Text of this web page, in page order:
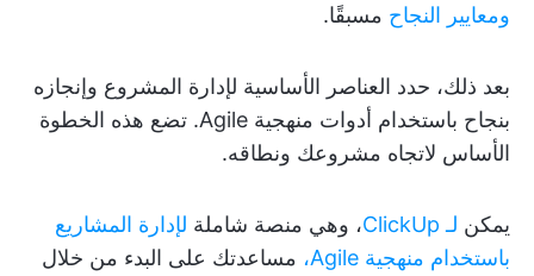
ومعايير النجاح مسبقًا.
بعد ذلك، حدد العناصر الأساسية لإدارة المشروع وإنجازه
بنجاح باستخدام أدوات منهجية Agile. تضع هذه الخطوة
الأساس لاتجاه مشروعك ونطاقه.
يمكن لـ ClickUp ، وهي منصة شاملة لإدارة المشاريع
باستخدام منهجية Agile،
مساعدتك على البدء من خلال